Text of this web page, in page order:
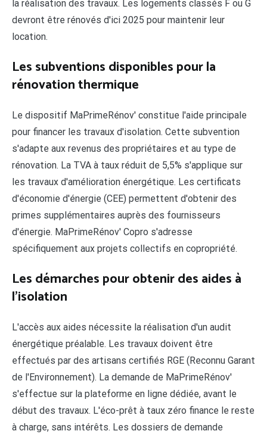
la réalisation des travaux. Les logements classés F ou G
devront être rénovés d'ici 2025 pour maintenir leur
location.
Les subventions disponibles pour la
rénovation thermique
Le dispositif MaPrimeRénov' constitue l'aide principale
pour financer les travaux d'isolation. Cette subvention
s'adapte aux revenus des propriétaires et au type de
rénovation. La TVA à taux réduit de 5,5% s'applique sur
les travaux d'amélioration énergétique. Les certificats
d'économie d'énergie (CEE) permettent d'obtenir des
primes supplémentaires auprès des fournisseurs
d'énergie. MaPrimeRénov' Copro s'adresse
spécifiquement aux projets collectifs en copropriété.
Les démarches pour obtenir des aides à
l'isolation
L'accès aux aides nécessite la réalisation d'un audit
énergétique préalable. Les travaux doivent être
effectués par des artisans certifiés RGE (Reconnu Garant
de l'Environnement). La demande de MaPrimeRénov'
s'effectue sur la plateforme en ligne dédiée, avant le
début des travaux. L'éco-prêt à taux zéro finance le reste
à charge, sans intérêts. Les dossiers de demande